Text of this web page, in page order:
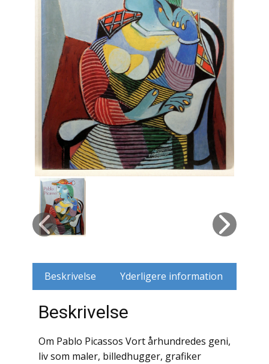
Fantasy / Sciencefiction
Filosofi
Håndarbejde
Håndværk
Historie
Hobby
Hus / Have
Husdyr
Jagt
Jernbaner
Kirkehistorie / Religion
Krige / Slag
Krop / Sind
Beskrivelse Yderligere information
Beskrivelse
Om Pablo Picassos Vort århundredes geni,
liv som maler, billedhugger, grafiker